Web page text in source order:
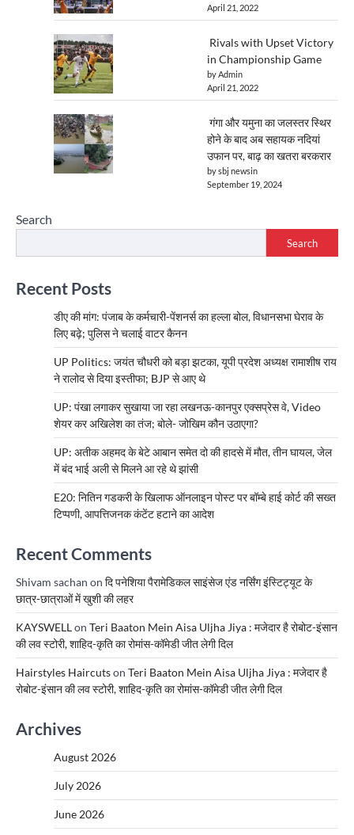
April 21, 2022
Rivals with Upset Victory
in Championship Game
by Admin
April 21, 2022
गंगा और यमुना का जलस्तर स्थिर
होने के बाद अब सहायक नदियां
उफान पर, बाढ़ का खतरा बरकरार
by sbj newsin
September 19, 2024
Search
Search
Recent Posts
डीए की मांग: पंजाब के कर्मचारी-पेंशनर्स का हल्ला बोल, विधानसभा घेराव के
लिए बढ़े; पुलिस ने चलाई वाटर कैनन
UP Politics: जयंत चौधरी को बड़ा झटका, यूपी प्रदेश अध्यक्ष रामाशीष राय
ने रालोद से दिया इस्तीफा; BJP से आए थे
UP: पंखा लगाकर सुखाया जा रहा लखनऊ-कानपुर एक्सप्रेस वे, Video
शेयर कर अखिलेश का तंज; बोले- जोखिम कौन उठाएगा?
UP: अतीक अहमद के बेटे आबान समेत दो की हादसे में मौत, तीन घायल, जेल
में बंद भाई अली से मिलने आ रहे थे झांसी
E20: नितिन गडकरी के खिलाफ ऑनलाइन पोस्ट पर बॉम्बे हाई कोर्ट की सख्त
टिप्पणी, आपत्तिजनक कंटेंट हटाने का आदेश
Recent Comments
Shivam sachan on दि पनेशिया पैरामेडिकल साइंसेज एंड नर्सिंग इंस्टिट्यूट के
छात्र-छात्राओं में खुशी की लहर
KAYSWELLon Teri Baaton Mein Aisa Uljha Jiya : मजेदार है रोबोट-इंसान
की लव स्टोरी, शाहिद-कृति का रोमांस-कॉमेडी जीत लेगी दिल
Hairstyles Haircutson Teri Baaton Mein Aisa Uljha Jiya : मजेदार है
रोबोट-इंसान की लव स्टोरी, शाहिद-कृति का रोमांस-कॉमेडी जीत लेगी दिल
Archives
August 2026
July 2026
June 2026